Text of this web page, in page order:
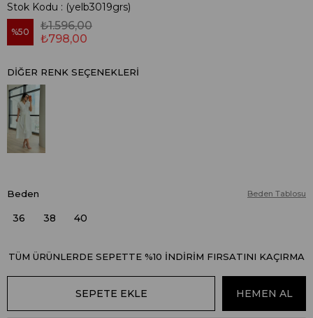
Stok Kodu (yelb3019grs)
50
₺1.596,00
₺798,00
DIĞER RENK SEÇENEKLERI
Beden
36 38 40
Beden Tablosu
TÜM ÜRÜNLERDE SEPETTE %10 İNDİRİM FIRSATINI KAÇIRMA